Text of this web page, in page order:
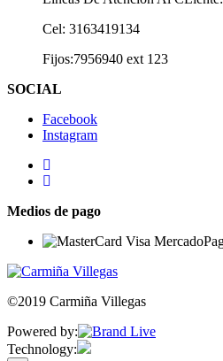
Cel: 3163419134
Fijos:7956940 ext 123
SOCIAL
Facebook
Instagram
Medios de pago
©2019 Carmiña Villegas
Powered by:
Technology: